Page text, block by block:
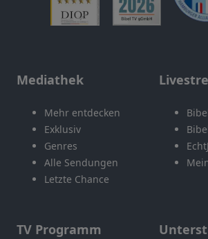
Mediathek
Mehr entdecken
Exklusiv
Genres
Alle Sendungen
Letzte Chance
TV Programm